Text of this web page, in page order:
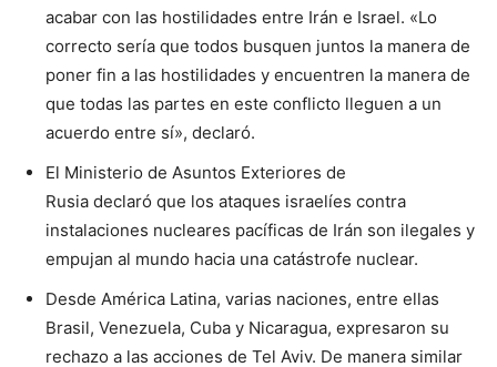
acabar con las hostilidades entre Irán e Israel. «Lo
correcto sería que todos busquen juntos la manera de
poner fin a las hostilidades y encuentren la manera de
que todas las partes en este conflicto lleguen a un
acuerdo entre sí», declaró.
El Ministerio de Asuntos Exteriores de
Rusia declaró que los ataques israelíes contra
instalaciones nucleares pacíficas de Irán son ilegales y
empujan al mundo hacia una catástrofe nuclear.
Desde América Latina, varias naciones, entre ellas
Brasil, Venezuela, Cuba y Nicaragua, expresaron su
rechazo a las acciones de Tel Aviv. De manera similar